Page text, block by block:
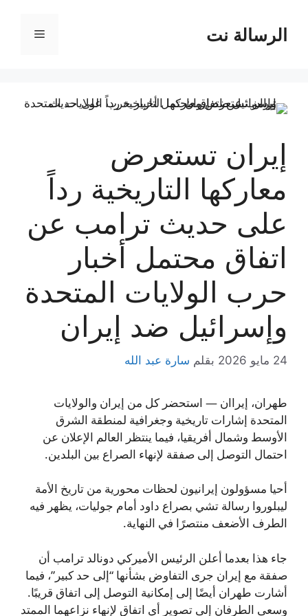
المحتوىالرسالة نت القائمة
إيران تستعرض
معاركها التاريخية رداً
على حديث ترامب عن
اتفاق محتمل أخبار
حرب الولايات المتحدة
وإسرائيل ضد إيران
24 مايو 2026 بقلم سارة عبد الله
طهران، إيراان — استحضر كل من إيران والولايات
المتحدة إشارات تاريخية وجغرافية لمنطقة الشرق
الأوسط وشمال أفريقيا، فيما ينتظر العالم الإعلان عن
احتمال التوصل إلى صفقة لإنهاء الصراع بين البلدين.
أحيا مسؤولون إيرانيون لحظات محورية من تاريخ الأمة
ليبلوروا رسالة تشي بصراع داود أمام جوليات، يظهر فيه
الطرف الأضعف منتصرًا في النهاية.
جاء هذا بعدما أعلن الرئيس الأميركي دونالد ترامب أن
صفقة مع إيران جرى التفاوض بشأنها “إلى حد كبير”، فيما
أشارت طهران أيضًا إلى إمكانية التوصل إلى اتفاق قريبًا.
وسعى الطرفان إلى تصوير أي اتفاق لإنهاء نزاعهما الممتد